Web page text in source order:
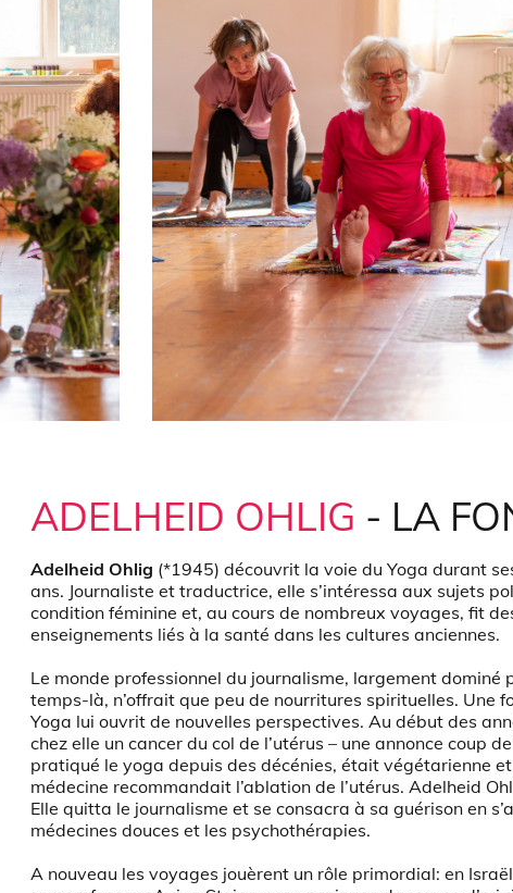
ADELHEID OHLIG - LA
Adelheid Ohlig (*1945) découvrit la voie du Yoga durant
ans. Journaliste et traductrice, elle s’intéressa aux sujets
condition féminine et, au cours de nombreux voyages, fit
enseignements liés à la santé dans les cultures anciennes.
Le monde professionnel du journalisme, largement dominé
temps-là, n’offrait que peu de nourritures spirituelles. Une
Yoga lui ouvrit de nouvelles perspectives. Au début des
chez elle un cancer du col de l’utérus – une annonce coup
pratiqué le yoga depuis des décénies, était végétarienne
médecine recommandait l’ablation de l’utérus. Adelheid
Elle quitta le journalisme et se consacra à sa guérison en
médecines douces et les psychothérapies.
A nouveau les voyages jouèrent un rôle primordial: en